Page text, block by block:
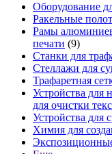
Оборудование
Ракельные
Рамы
печати (9)
Станки для
Стеллажи для
Трафаретная
Устройства для
для очистки
Устройства для
Химия для